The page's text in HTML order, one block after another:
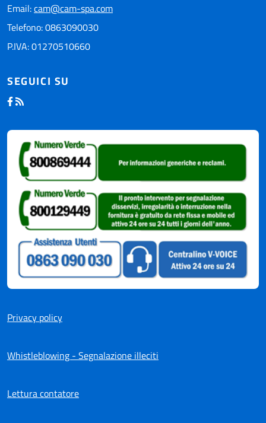
Email:cam@cam-spa.com
Telefono: 0863090030
P.IVA: 01270510660
SEGUICI SU
Privacy policy
Whistleblowing - Segnalazione illeciti
Lettura contatore